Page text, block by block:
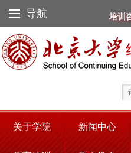
导航 培训
关于学院 新闻中心